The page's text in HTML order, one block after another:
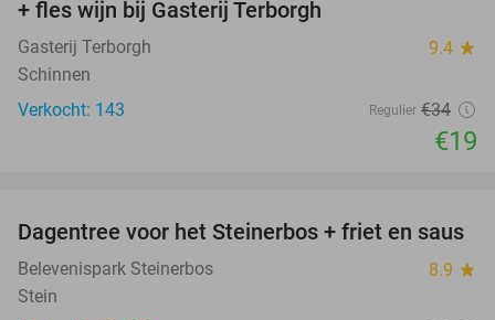
+ fles wijn bij Gasterij Terborgh
Gasterij Terborgh 9.4 star
Schinnen
Verkocht: 143
Regulier €34
€19
37%
Dagentree voor het Steinerbos + friet en saus
Belevenispark Steinerbos 8.9 star
Stein